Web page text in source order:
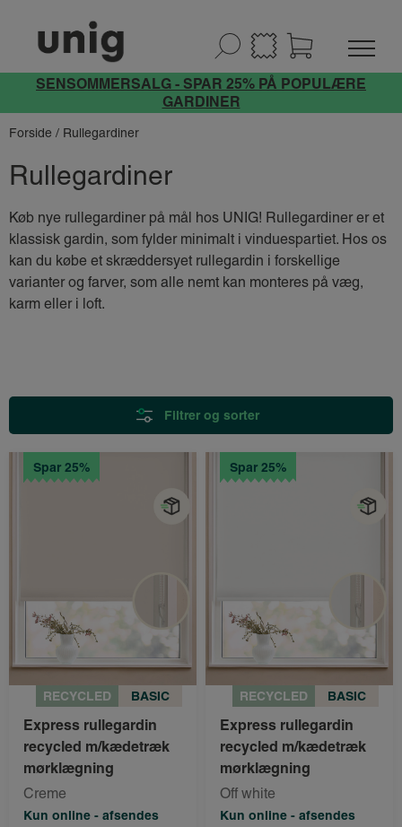
SENSOMMERSALG - SPAR 25% PÅ POPULÆRE
GARDINER
Forside / Rullegardiner
Rullegardiner
Køb nye rullegardiner på mål hos UNIG! Rullegardiner er et
klassisk gardin, som fylder minimalt i vinduespartiet. Hos os
kan du købe et skræddersyet rullegardin i forskellige
varianter og farver, som alle nemt kan monteres på væg,
karm eller i loft.
Filtrer og sorter
Spar 25%
RECYCLED BASIC
Express rullegardin
recycled m/kædetræk
mørklægning
Creme
Kun online - afsendes
Spar 25%
RECYCLED BASIC
Express rullegardin
recycled m/kædetræk
mørklægning
Off white
Kun online - afsendes